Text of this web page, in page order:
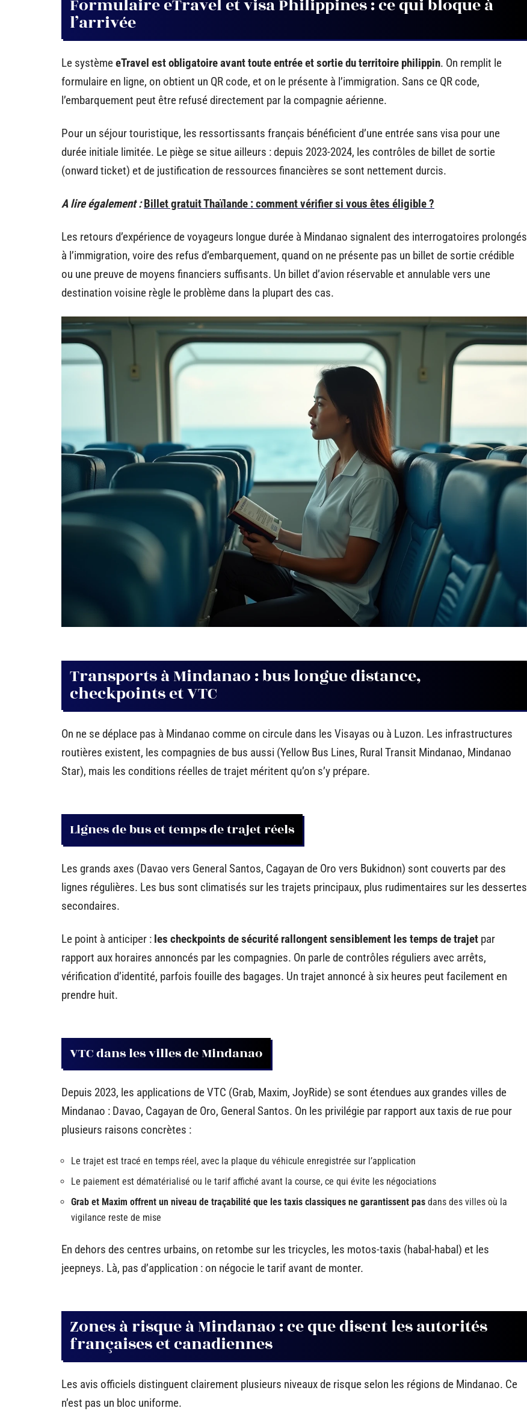
Formulaire eTravel et visa Philippines : ce qui bloque à
l’arrivée
Le systèmeeTravel est obligatoire avant toute entrée et sortie du territoire philippin. On remplit le
formulaire en ligne, on obtient un QR code, et on le présente à l’immigration. Sans ce QR code,
l’embarquement peut être refusé directement par la compagnie aérienne.
Pour un séjour touristique, les ressortissants français bénéficient d’une entrée sans visa pour une
durée initiale limitée. Le piège se situe ailleurs : depuis 2023-2024, les contrôles de billet de sortie
(onward ticket) et de justification de ressources financières se sont nettement durcis.
A lire également : Billet gratuit Thaïlande : comment vérifier si vous êtes éligible ?
Les retours d’expérience de voyageurs longue durée à Mindanao signalent des interrogatoires prolongés
à l’immigration, voire des refus d’embarquement, quand on ne présente pas un billet de sortie crédible
ou une preuve de moyens financiers suffisants. Un billet d’avion réservable et annulable vers une
destination voisine règle le problème dans la plupart des cas.
Transports à Mindanao : bus longue distance,
checkpoints et VTC
On ne se déplace pas à Mindanao comme on circule dans les Visayas ou à Luzon. Les infrastructures
routières existent, les compagnies de bus aussi (Yellow Bus Lines, Rural Transit Mindanao, Mindanao
Star), mais les conditions réelles de trajet méritent qu’on s’y prépare.
Lignes de bus et temps de trajet réels
Les grands axes (Davao vers General Santos, Cagayan de Oro vers Bukidnon) sont couverts par des
lignes régulières. Les bus sont climatisés sur les trajets principaux, plus rudimentaires sur les dessertes
secondaires.
Le point à anticiper : les checkpoints de sécurité rallongent sensiblement les temps de trajet par
rapport aux horaires annoncés par les compagnies. On parle de contrôles réguliers avec arrêts,
vérification d’identité, parfois fouille des bagages. Un trajet annoncé à six heures peut facilement en
prendre huit.
VTC dans les villes de Mindanao
Depuis 2023, les applications de VTC (Grab, Maxim, JoyRide) se sont étendues aux grandes villes de
Mindanao : Davao, Cagayan de Oro, General Santos. On les privilégie par rapport aux taxis de rue pour
plusieurs raisons concrètes :
Le trajet est tracé en temps réel, avec la plaque du véhicule enregistrée sur l’application
Le paiement est dématérialisé ou le tarif affiché avant la course, ce qui évite les négociations
Grab et Maxim offrent un niveau de traçabilité que les taxis classiques ne garantissent pas dans des villes où la
vigilance reste de mise
En dehors des centres urbains, on retombe sur les tricycles, les motos-taxis (habal-habal) et les
jeepneys. Là, pas d’application : on négocie le tarif avant de monter.
Zones à risque à Mindanao : ce que disent les autorités
françaises et canadiennes
Les avis officiels distinguent clairement plusieurs niveaux de risque selon les régions de Mindanao. Ce
n’est pas un bloc uniforme.